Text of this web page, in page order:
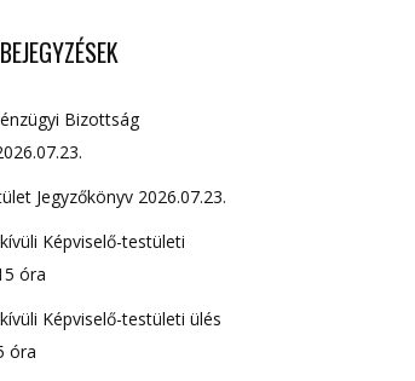
Bizottság
Jegyzőkönyv 2026.07.23.
Képviselő-testületi
óra
Képviselő-testületi ülés
óra